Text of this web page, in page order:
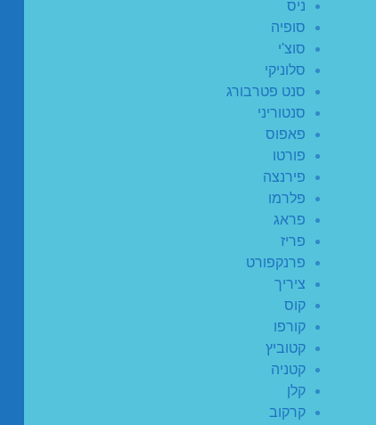
ניס
סופיה
סוצ'י
סלוניקי
סנט פטרבורג
סנטוריני
פאפוס
פורטו
פירנצה
פלרמו
פראג
פריז
פרנקפורט
ציריך
קוס
קורפו
קטוביץ
קטניה
קלן
קרקוב